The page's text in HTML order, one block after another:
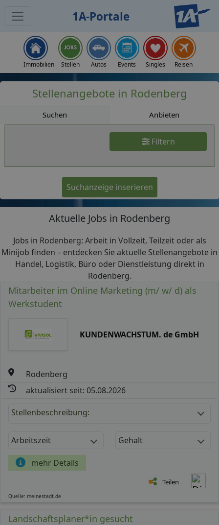
1A-Portale
Immobilien Stellen Autos Events Singles Reisen
Stellenangebote in Rodenberg
Suchen Anbieten
Filtern
Suchanzeige inserieren
Aktuelle Jobs in Rodenberg
Jobs in Rodenberg: Arbeit in Vollzeit, Teilzeit oder als
Minijob finden – entdecken Sie aktuelle Stellenangebote in
Handel, Logistik, Büro oder Dienstleistung direkt in
Rodenberg.
Mitarbeiter im Online Marketing (m/ w/ d) als
Werkstudent
KUNDENWACHSTUM. de GmbH
Rodenberg
aktualisiert seit: 05.08.2026
Stellenbeschreibung:
Arbeitszeit Gehalt
mehr Details
Teilen
Quelle: meinestadt.de
Landschaftsplaner*in gesucht